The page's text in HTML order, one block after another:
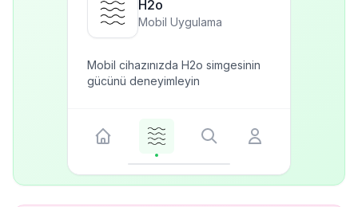
H2o
Mobil Uygulama
Mobil cihazınızda H2o simgesinin
gücünü deneyimleyin